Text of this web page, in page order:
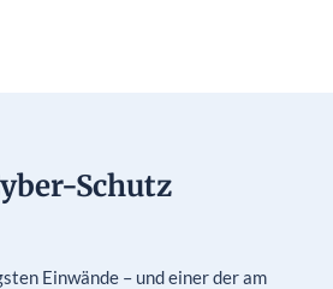
Schutz
Einwände – und einer der am